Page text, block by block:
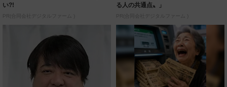
い?!
PR(合同会社デジタルファーム )
る人の共通点〟」
PR(合同会社デジタルファーム )